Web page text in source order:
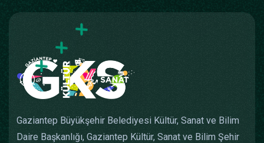
Gaziantep Büyükşehir Belediyesi Kültür, Sanat ve Bilim
Daire Başkanlığı, Gaziantep Kültür, Sanat ve Bilim Şehir